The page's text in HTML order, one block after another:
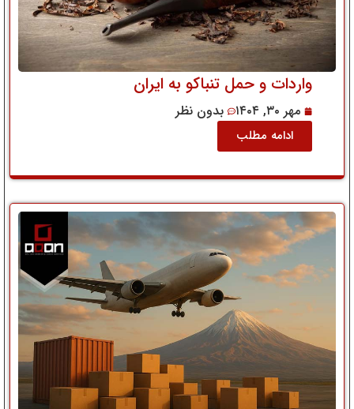
واردات و حمل تنباکو به ایران
مهر ۳۰, ۱۴۰۴ بدون نظر
ادامه مطلب